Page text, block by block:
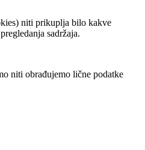
niti prikuplja bilo kakve
sadržaja.
niti obrađujemo lične podatke